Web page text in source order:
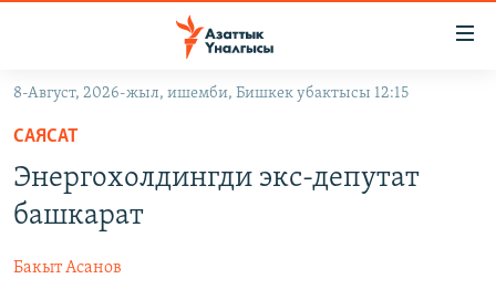
Навигацияга
өтүңүз
Издөөгө
салыңызКЫРГЫЗСТАН
ЭКОНОМИКА
ДҮЙНӨ
БОРБОР АЗИЯ
УКРАИНА
АТАЙЫН ИЛИКТӨӨ
8-Август, 2026-жыл, ишемби, Бишкек убактысы 12:15
САЯСАТ
Энергохолдингди экс-депутат
башкарат
Бакыт Асанов